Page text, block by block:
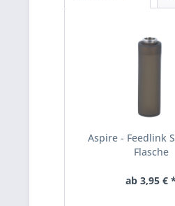
Aspire - Feedlink
Flasche
ab 3,95 € *